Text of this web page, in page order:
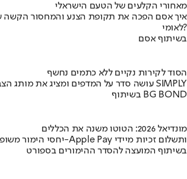
מאחורי הקלעים של הטעם הישראלי
לאומי?
בשיתוף אסם
הסוד לקירות נקיים ללא כתמים נחשף
מומחה BG BOND עושה סדר על המדפים ומציג את מותג הצבע SIMPLY
בשיתוף BG BOND
מונדיאל 2026: הטוטו משנה את הכללים
יחסי הימור משופרים, הפקדות ב-Apple Pay ותשלום זכיות מיידי
בשיתוף המועצה להסדר ההימורים בספורט